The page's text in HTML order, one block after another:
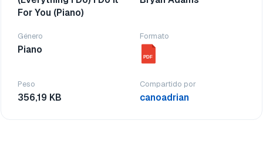
For You (Piano)
Género
Piano
Formato
PDF
Peso
356,19 KB
Compartido por
canoadrian